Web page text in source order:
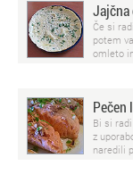
Jajčna
Če si
potem
omleto
Pečen
Bi si
z
naredili